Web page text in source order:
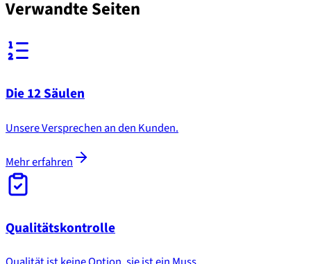
Verwandte Seiten
Die 12 Säulen
Unsere Versprechen an den Kunden.
Mehr erfahren
Qualitätskontrolle